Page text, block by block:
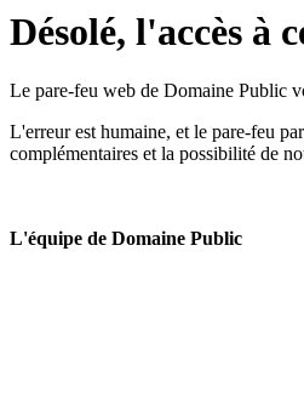
Désolé, l'accès à
Le pare-feu web de Domaine Public
L'erreur est humaine, et le pare-feu
complémentaires et la possibilité de
L'équipe de Domaine Public